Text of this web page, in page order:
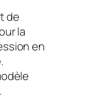
de
la
en
.